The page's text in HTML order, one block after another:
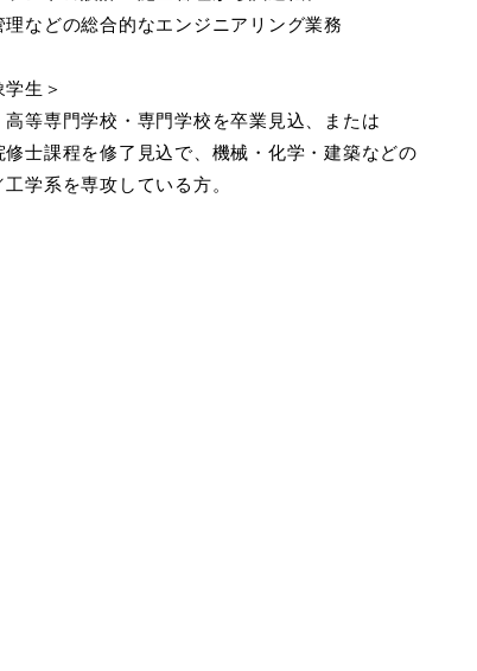
理などの総合的なエンジニアリング業務
学生＞
高等専門学校・専門学校を卒業見込、または
修士課程を修了見込で、機械・化学・建築などの
工学系を専攻している方。